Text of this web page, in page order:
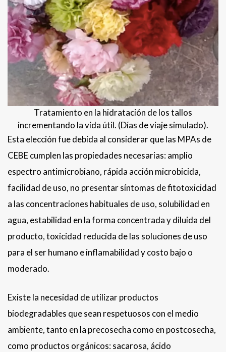
Tratamiento en la hidratación de los tallos
incrementando la vida útil. (Días de viaje simulado).
Esta elección fue debida al considerar que las MPAs de
CEBE cumplen las propiedades necesarias: amplio
espectro antimicrobiano, rápida acción microbicida,
facilidad de uso, no presentar síntomas de fitotoxicidad
a las concentraciones habituales de uso, solubilidad en
agua, estabilidad en la forma concentrada y diluida del
producto, toxicidad reducida de las soluciones de uso
para el ser humano e inflamabilidad y costo bajo o
moderado.
Existe la necesidad de utilizar productos
biodegradables que sean respetuosos con el medio
ambiente, tanto en la precosecha como en postcosecha,
como productos orgánicos: sacarosa, ácido